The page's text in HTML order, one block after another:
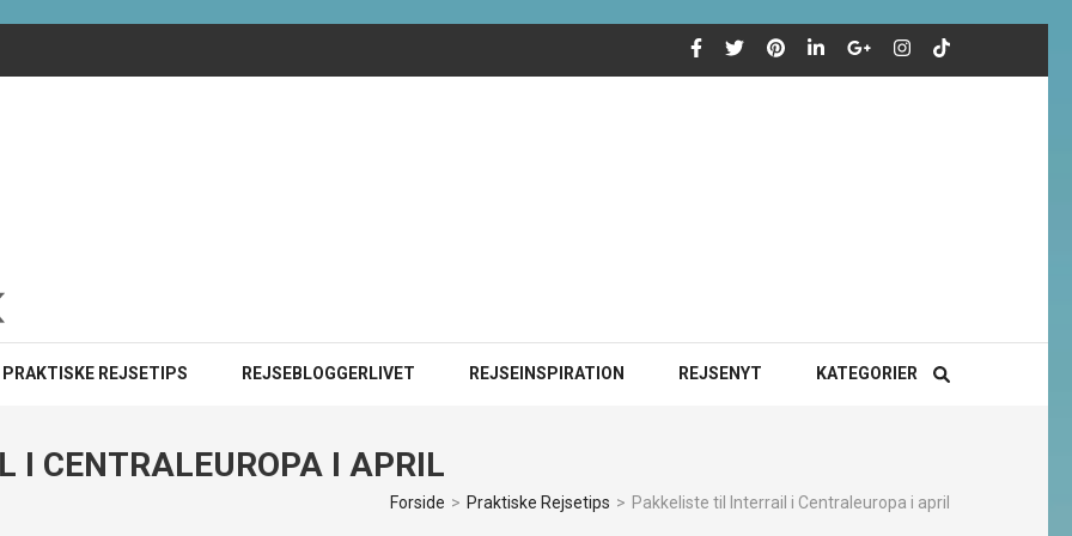
i 2025?
PRAKTISKE REJSETIPS REJSEBLOGGERLIVET REJSEINSPIRATION REJSENYT KATEGORIER
I CENTRALEUROPA I APRIL
Forside > Praktiske Rejsetips > Pakkeliste til Interrail i Centraleuropa i april